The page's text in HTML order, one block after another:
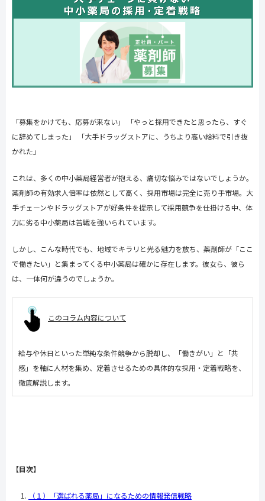
「募集をかけても、応募が来ない」 「やっと採用できたと思ったら、すぐ
に辞めてしまった」 「大手ドラッグストアに、うちより高い給料で引き抜
かれた」
これは、多くの中小薬局経営者が抱える、痛切な悩みではないでしょうか。
薬剤師の有効求人倍率は依然として高く、採用市場は完全に売り手市場。大
手チェーンやドラッグストアが好条件を提示して採用競争を仕掛ける中、体
力に劣る中小薬局は苦戦を強いられています。
しかし、こんな時代でも、地域でキラリと光る魅力を放ち、薬剤師が「ここ
で働きたい」と集まってくる中小薬局は確かに存在します。彼女ら、彼ら
は、一体何が違うのでしょうか。
このコラム内容について
給与や休日といった単純な条件競争から脱却し、「働きがい」と「共
感」を軸に人材を集め、定着させるための具体的な採用・定着戦略を、
徹底解説します。
【目次】
（１）「選ばれる薬局」になるための情報発信戦略